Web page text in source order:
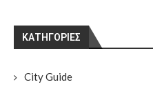
KΑΤΗΓΟΡΊΕΣ
City Guide